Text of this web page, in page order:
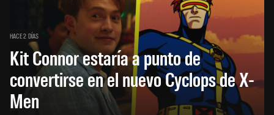
HACE 2 DÍAS
Kit Connor estaría a punto de
convertirse en el nuevo Cyclops de X-
Men